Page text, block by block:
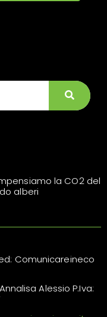
la CO2 del
alberi
Comunicareineco
Alessio P.Iva: